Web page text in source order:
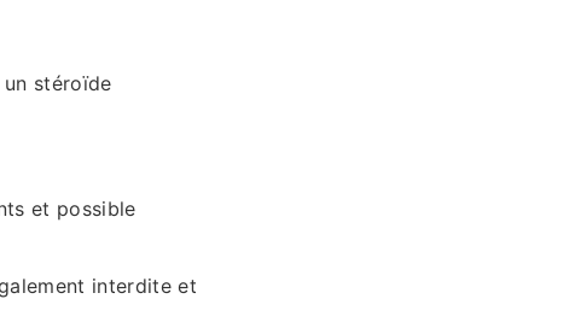
stéroïde
et possible
interdite et